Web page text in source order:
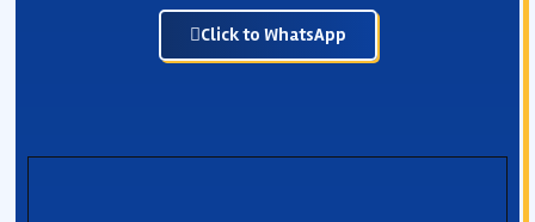
Click to WhatsApp